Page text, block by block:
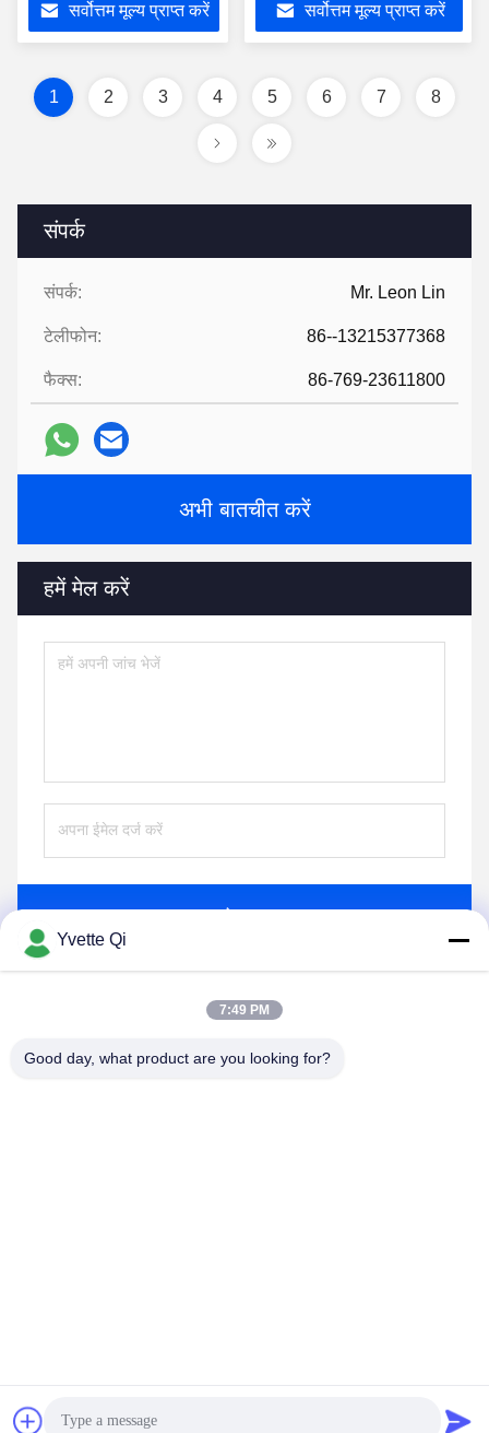
संपर्क
संपर्क: Mr. Leon Lin
टेलीफोन: 86--13215377368
फैक्स: 86-769-23611800
अभी बातचीत करें
हमें मेल करें
सर्वोत्तम मूल्य प्राप्त करें
सर्वोत्तम मूल्य प्राप्त करें
1 2 3 4 5 6 7 8
GUANGDONG SHANAN TECHNOLOGY CO.,LTD . सर्वाधिकार
Yvette Qi
7:49 PM
Good day, what product are you looking for?